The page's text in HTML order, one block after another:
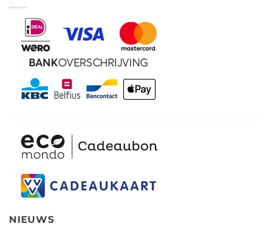
NIEUWS